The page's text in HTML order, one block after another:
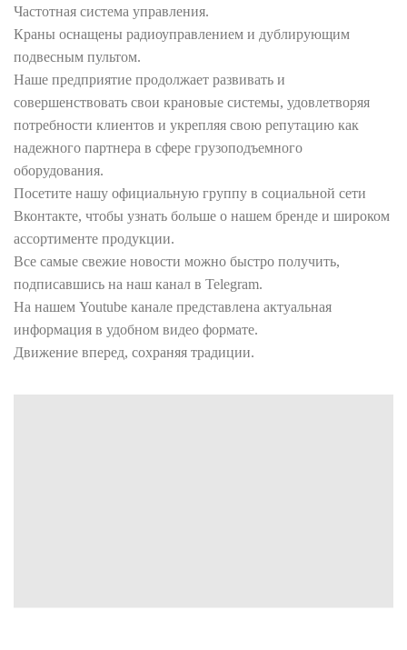
Частотная система управления.
Краны оснащены радиоуправлением и дублирующим
подвесным пультом.
Наше предприятие продолжает развивать и
совершенствовать свои крановые системы, удовлетворяя
потребности клиентов и укрепляя свою репутацию как
надежного партнера в сфере грузоподъемного
оборудования.
Посетите нашу официальную группу в социальной сети
Вконтакте, чтобы узнать больше о нашем бренде и широком
ассортименте продукции.
Все самые свежие новости можно быстро получить,
подписавшись на наш канал в Telegram.
На нашем Youtube канале представлена актуальная
информация в удобном видео формате.
Движение вперед, сохраняя традиции.